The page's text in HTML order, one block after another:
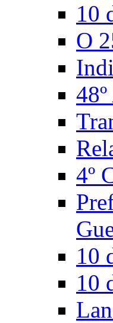
10
O
4º
10
10